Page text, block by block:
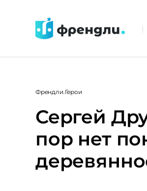
контенту
|
Френдли.Герои
Сергей
пор нет